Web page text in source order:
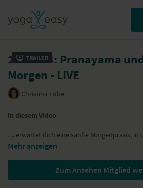
Trailer
21.11.24: Pranayama
Morgen - LIVE
Christina Lobe
In diesem Video
… erwartet dich eine sanfte Morgenpraxis, in
öffnest, um den Atem zu empfangen.
Ein- und Ausatmung bewusst.
Mehr anzeigen
Zum Ansehen Mitglied